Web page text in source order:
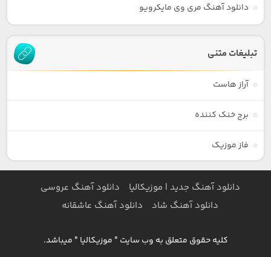
دانلود آهنگ مری وی مایکرویو
تبلیغات متنی
آراز هاست
برج خنک کننده
فاز موزیک
دانلود آهنگ جدید | موزیکالیا
دانلود آهنگ عروسی
دانلود آهنگ شاد
دانلود آهنگ عاشقانه
کلیه حقوق متعلق به وب سایت " موزیکالیا " میباشد.